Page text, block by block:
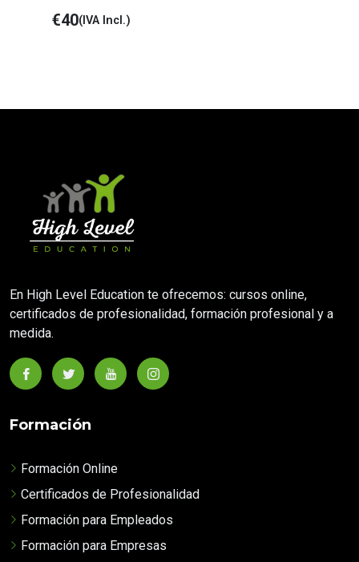
€40(IVA Incl.)
En High Level Education te ofrecemos: cursos online,
certificados de profesionalidad, formación profesional y a
medida.
Formación
Formación Online
Certificados de Profesionalidad
Formación para Empleados
Formación para Empresas